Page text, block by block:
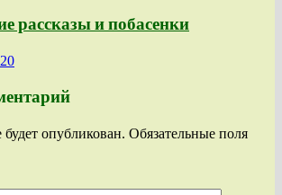
рассказы и побасенки
опубликован. Обязательные поля